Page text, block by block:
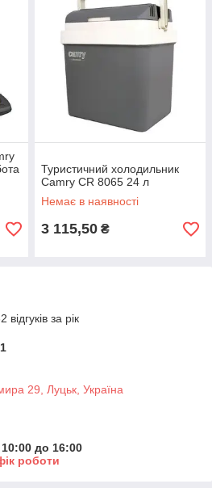
Туристичний холодильник
Camry CR 8065 24 л
Немає в наявності
3 115,50 ₴
за рік
29, Луцьк, Україна
до 16:00
роботи